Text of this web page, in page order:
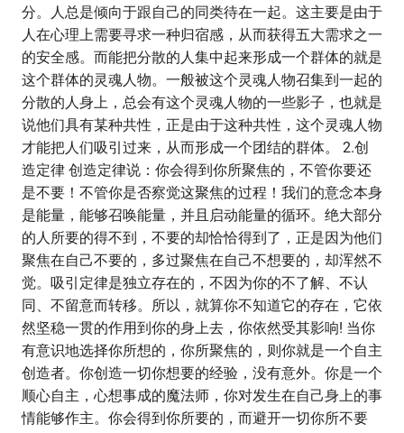
分。人总是倾向于跟自己的同类待在一起。这主要是由于
人在心理上需要寻求一种归宿感，从而获得五大需求之一
的安全感。而能把分散的人集中起来形成一个群体的就是
这个群体的灵魂人物。一般被这个灵魂人物召集到一起的
分散的人身上，总会有这个灵魂人物的一些影子，也就是
说他们具有某种共性，正是由于这种共性，这个灵魂人物
才能把人们吸引过来，从而形成一个团结的群体。 2.创
造定律 创造定律说：你会得到你所聚焦的，不管你要还
是不要！不管你是否察觉这聚焦的过程！我们的意念本身
是能量，能够召唤能量，并且启动能量的循环。绝大部分
的人所要的得不到，不要的却恰恰得到了，正是因为他们
聚焦在自己不要的，多过聚焦在自己不想要的，却浑然不
觉。吸引定律是独立存在的，不因为你的不了解、不认
同、不留意而转移。所以，就算你不知道它的存在，它依
然坚稳一贯的作用到你的身上去，你依然受其影响! 当你
有意识地选择你所想的，你所聚焦的，则你就是一个自主
创造者。你创造一切你想要的经验，没有意外。你是一个
顺心自主，心想事成的魔法师，你对发生在自己身上的事
情能够作主。你会得到你所要的，而避开一切你所不要